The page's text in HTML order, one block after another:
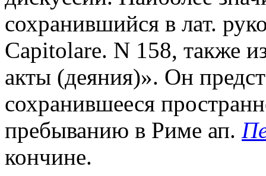
сохранившийся в лат.
Сapitolare. N 158, также
акты (деяния)». Он
сохранившееся
пребыванию в Риме ап.
кончине.